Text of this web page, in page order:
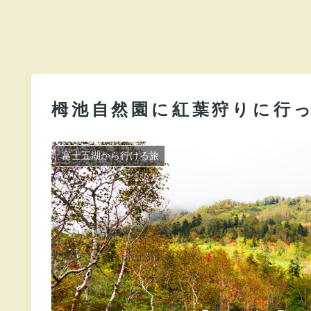
栂池自然園に紅葉狩りに行
富士五湖から行ける旅